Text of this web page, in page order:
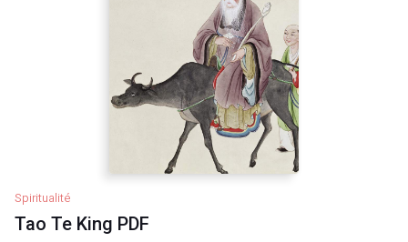
Spiritualité
Tao Te King PDF